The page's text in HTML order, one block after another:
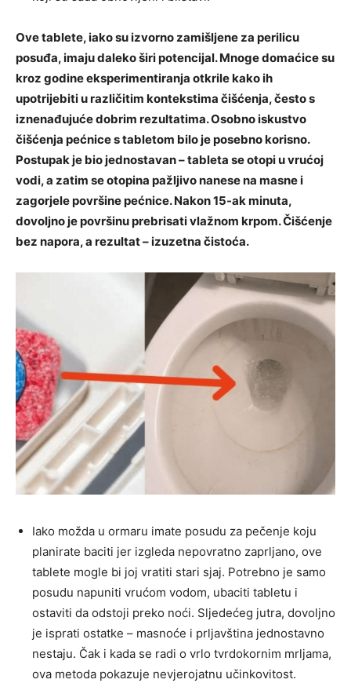
Ove tablete, iako su izvorno zamišljene za perilicu
posuđa, imaju daleko širi potencijal. Mnoge domaćice su
kroz godine eksperimentiranja otkrile kako ih
upotrijebiti u različitim kontekstima čišćenja, često s
iznenađujuće dobrim rezultatima. Osobno iskustvo
čišćenja pećnice s tabletom bilo je posebno korisno.
Postupak je bio jednostavan – tableta se otopi u vrućoj
vodi, a zatim se otopina pažljivo nanese na masne i
zagorjele površine pećnice. Nakon 15-ak minuta,
dovoljno je površinu prebrisati vlažnom krpom. Čišćenje
bez napora, a rezultat – izuzetna čistoća.
Iako možda u ormaru imate posudu za pečenje koju
planirate baciti jer izgleda nepovratno zaprljano, ove
tablete mogle bi joj vratiti stari sjaj. Potrebno je samo
posudu napuniti vrućom vodom, ubaciti tabletu i
ostaviti da odstoji preko noći. Sljedećeg jutra, dovoljno
je isprati ostatke – masnoće i prljavština jednostavno
nestaju. Čak i kada se radi o vrlo tvrdokornim mrljama,
ova metoda pokazuje nevjerojatnu učinkovitost.